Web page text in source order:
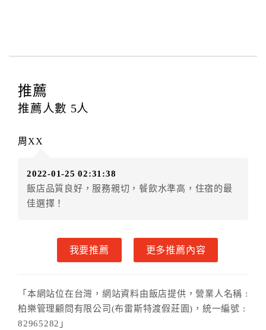
四、訂單異動
提出申辦不得異動訂單。
每筆訂單異動限定
辦理取消退款。
房者應補足差額。（限原訂飯店）
房者不得要求退其差額。（限原訂飯店）
五、保留住宿權益(保留住房)
款。（提出申辦日為保留起算日）
．訂房者使用「保留住宿金額」時，請注意！為避免飯
件放棄訂單（住宿權益）。 （限原訂飯店使用）
．每筆訂單異動限定乙次，限原訂飯店，異動完成後不
得辦理取消退款。
推薦
推薦人數 5人
周XX
2022-01-25 02:31:38
飯店品質良好，服務親切，餐飲水準高，住宿的最
佳選擇！
我要推薦 更多推薦內容
「本網站位在台灣，網站資料由飯店提供，營業人名稱 :
柏樂管理顧問有限公司(布雷斯特渡假莊園)，統一編號 :
82965282」